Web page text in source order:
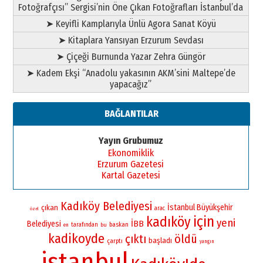
Fotoğrafçısı” Sergisi’nin Öne Çıkan Fotoğrafları İstanbul’da
➤ Keyifli Kamplarıyla Ünlü Agora Sanat Köyü
➤ Kitaplara Yansıyan Erzurum Sevdası
➤ Çiçeği Burnunda Yazar Zehra Güngör
➤ Kadem Ekşi “Anadolu yakasının AKM’sini Maltepe’de
yapacağız”
BAĞLANTILAR
Yayın Grubumuz
Ekonomiklik
Erzurum Gazetesi
Kartal Gazetesi
özel çıkan Kadıköy Belediyesi arac İstanbul Büyükşehir
Belediyesi en tarafından bu baskan İBB kadıköy için yeni
kadikoyde çarptı çıktı başladı öldü yangın